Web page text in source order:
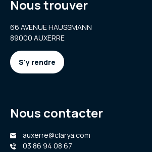
Nous trouver
66 AVENUE HAUSSMANN
89000 AUXERRE
S'y rendre
Nous contacter
auxerre@clarya.com
03 86 94 08 67